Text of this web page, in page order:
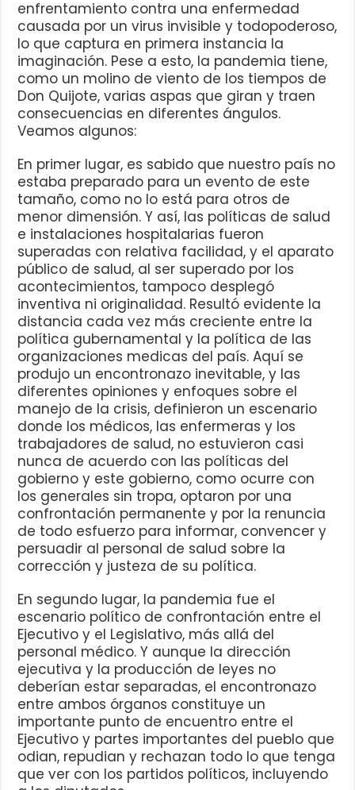
enfrentamiento contra una enfermedad
causada por un virus invisible y todopoderoso,
lo que captura en primera instancia la
imaginación. Pese a esto, la pandemia tiene,
como un molino de viento de los tiempos de
Don Quijote, varias aspas que giran y traen
consecuencias en diferentes ángulos.
Veamos algunos:
En primer lugar, es sabido que nuestro país no
estaba preparado para un evento de este
tamaño, como no lo está para otros de
menor dimensión. Y así, las políticas de salud
e instalaciones hospitalarias fueron
superadas con relativa facilidad, y el aparato
público de salud, al ser superado por los
acontecimientos, tampoco desplegó
inventiva ni originalidad. Resultó evidente la
distancia cada vez más creciente entre la
política gubernamental y la política de las
organizaciones medicas del país. Aquí se
produjo un encontronazo inevitable, y las
diferentes opiniones y enfoques sobre el
manejo de la crisis, definieron un escenario
donde los médicos, las enfermeras y los
trabajadores de salud, no estuvieron casi
nunca de acuerdo con las políticas del
gobierno y este gobierno, como ocurre con
los generales sin tropa, optaron por una
confrontación permanente y por la renuncia
de todo esfuerzo para informar, convencer y
persuadir al personal de salud sobre la
corrección y justeza de su política.
En segundo lugar, la pandemia fue el
escenario político de confrontación entre el
Ejecutivo y el Legislativo, más allá del
personal médico. Y aunque la dirección
ejecutiva y la producción de leyes no
deberían estar separadas, el encontronazo
entre ambos órganos constituye un
importante punto de encuentro entre el
Ejecutivo y partes importantes del pueblo que
odian, repudian y rechazan todo lo que tenga
que ver con los partidos políticos, incluyendo